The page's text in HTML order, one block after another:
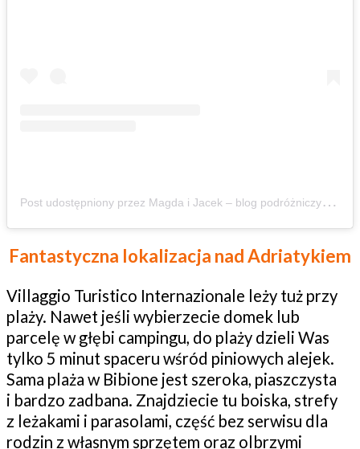
P
ost udostępniony przez Magda i Jacek – blog podróżniczy – z dziećmi aktywnie 🏔️🌱 (@zbierajsie)
Fantastyczna lokalizacja nad Adriatykiem
Villaggio Turistico Internazionale leży tuż przy
plaży. Nawet jeśli wybierzecie domek lub
parcelę w głębi campingu, do plaży dzieli Was
tylko 5 minut spaceru wśród piniowych alejek.
Sama plaża w Bibione jest szeroka, piaszczysta
i bardzo zadbana. Znajdziecie tu boiska, strefy
z leżakami i parasolami, część bez serwisu dla
rodzin z własnym sprzętem oraz olbrzymi